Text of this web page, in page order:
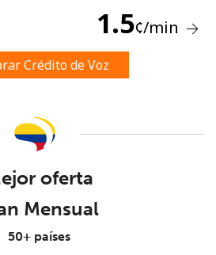
No se ha creado una contraseña
una minúscula
para recibir nuestras mejores
1.5¢/min
Crédito de Voz
oferta
Mensual
50+ países